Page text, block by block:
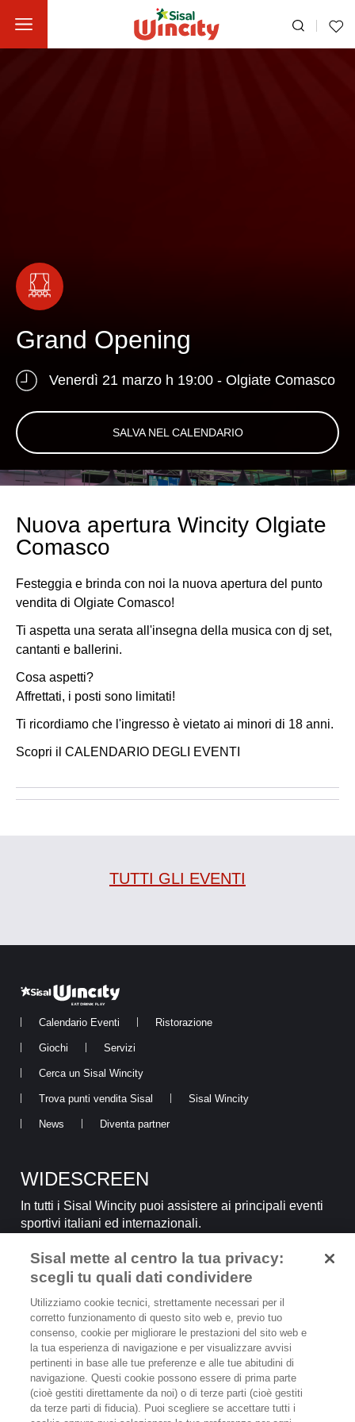
Grand Opening
Venerdì 21 marzo h 19:00 - Olgiate Comasco
SALVA NEL CALENDARIO
Nuova apertura Wincity Olgiate
Comasco
Festeggia e brinda con noi la nuova apertura del punto
vendita di Olgiate Comasco!
Ti aspetta una serata all'insegna della musica con dj set,
cantanti e ballerini.
Cosa aspetti?
Affrettati, i posti sono limitati!
Ti ricordiamo che l'ingresso è vietato ai minori di 18 anni.
Scopri il CALENDARIO DEGLI EVENTI
TUTTI GLI EVENTI
Calendario Eventi Ristorazione
Giochi Servizi
Cerca un Sisal Wincity
Trova punti vendita Sisal Sisal Wincity
News Diventa partner
WIDESCREEN
In tutti i Sisal Wincity puoi assistere ai principali eventi
sportivi italiani ed internazionali.
SCOPRI
IL GIOCO È VIETATO AI MINORI
E PUÒ CAUSARE DIPENDENZA PATOLOGICA
Sisal mette al centro la tua privacy:
scegli tu quali dati condividere
Utilizziamo cookie tecnici, strettamente necessari per il
corretto funzionamento di questo sito web e, previo tuo
consenso, cookie per migliorare le prestazioni del sito web e
la tua esperienza di navigazione e per visualizzare avvisi
pertinenti in base alle tue preferenze e alle tue abitudini di
navigazione. Questi cookie possono essere di prima parte
(cioè gestiti direttamente da noi) o di terze parti (cioè gestiti
da terze parti di fiducia). Puoi scegliere se accettare tutti i